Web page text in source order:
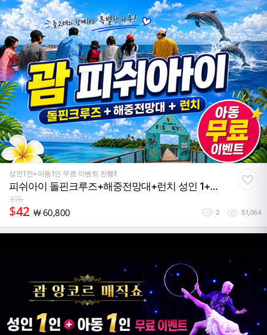
성인1인+아동1인 무료 이벤트 진행!!
피쉬아이 돌핀크루즈+해중전망대+런치 성인 1+아
동 1 무료
$76
$42 ￦60,800 2 51,064